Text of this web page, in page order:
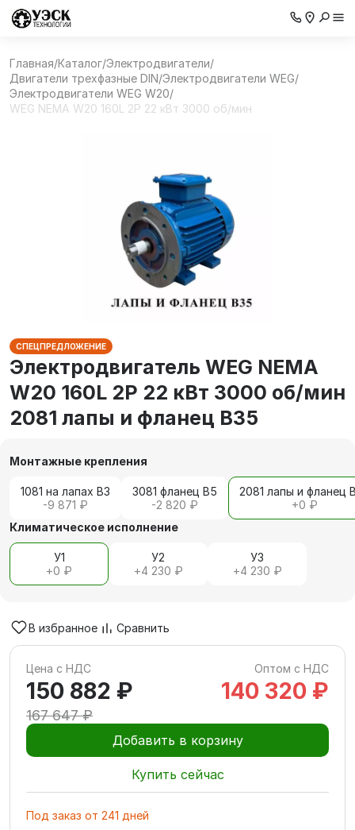
Главная/Каталог/Электродвигатели/
Двигатели трехфазные DIN/Электродвигатели WEG/
Электродвигатели WEG W20/
WEG NEMA W20 160L 2P 22 кВт 3000 об/мин
СПЕЦПРЕДЛОЖЕНИЕ
Электродвигатель WEG NEMA
W20 160L 2P 22 кВт 3000 об/мин
2081 лапы и фланец В35
Монтажные крепления
1081 на лапах В3
-9 871 ₽
3081 фланец В5
-2 820 ₽
2081 лапы и фланец
+0 ₽
Климатическое исполнение
У1
+0 ₽
У2
+4 230 ₽
У3
+4 230 ₽
В избранное Сравнить
Цена с НДС Оптом с НДС
150 882 ₽
167 647 ₽
140 320 ₽
Добавить в корзину
Купить сейчас
Под заказ от 241 дней